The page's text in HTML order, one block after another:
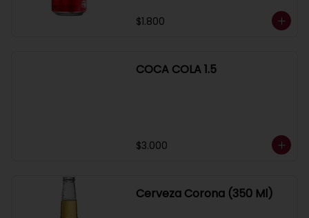
$1.800
COCA COLA 1.5
$3.000
Cerveza Corona (350 Ml)